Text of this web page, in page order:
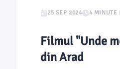
25 SEP 2024 4 MINUTE
Filmul "Unde
din Arad